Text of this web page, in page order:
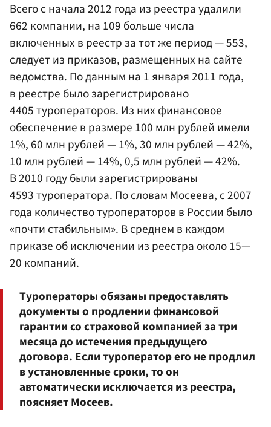
Всего с начала 2012 года из реестра удалили
662 компании, на 109 больше числа
включенных в реестр за тот же период — 553,
следует из приказов, размещенных на сайте
ведомства. По данным на 1 января 2011 года,
в реестре было зарегистрировано
4405 туроператоров. Из них финансовое
обеспечение в размере 100 млн рублей имели
1%, 60 млн рублей — 1%, 30 млн рублей — 42%,
10 млн рублей — 14%, 0,5 млн рублей — 42%.
В 2010 году были зарегистрированы
4593 туроператора. По словам Мосеева, с 2007
года количество туроператоров в России было
«почти стабильным». В среднем в каждом
приказе об исключении из реестра около 15—
20 компаний.
Туроператоры обязаны предоставлять
документы о продлении финансовой
гарантии со страховой компанией за три
месяца до истечения предыдущего
договора. Если туроператор его не продлил
в установленные сроки, то он
автоматически исключается из реестра,
поясняет Мосеев.